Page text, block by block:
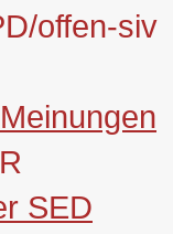
offen-siv
SED